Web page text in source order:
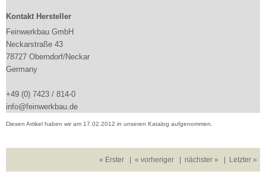
Kontakt Hersteller
Feinwerkbau GmbH
Neckarstraße 43
78727 Oberndorf/Neckar
Germany
+49 (0) 7423 / 814-0
info@feinwerkbau.de
Diesen Artikel haben wir am 17.02.2012 in unseren Katalog aufgenommen.
« Erster | « vorheriger | nächster » | Letzter »